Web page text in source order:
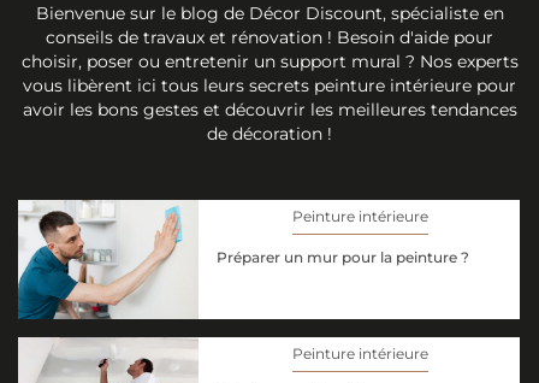
Bienvenue sur le blog de Décor Discount, spécialiste en
conseils de travaux et rénovation ! Besoin d'aide pour
choisir, poser ou entretenir un support mural ? Nos experts
vous libèrent ici tous leurs secrets peinture intérieure pour
avoir les bons gestes et découvrir les meilleures tendances
de décoration !
Peinture intérieure
Préparer un mur pour la peinture ?
Peinture intérieure